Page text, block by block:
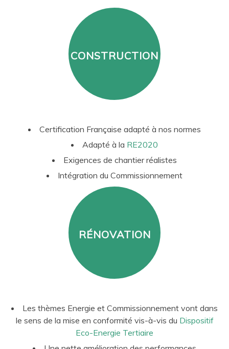
CONSTRUCTION
Certification Française adapté à nos normes
Adapté à la RE2020
Exigences de chantier réalistes
Intégration du Commissionnement
RÉNOVATION
Les thèmes Energie et Commissionnement vont dans
le sens de la mise en conformité vis-à-vis du Dispositif
Eco-Energie Tertiaire